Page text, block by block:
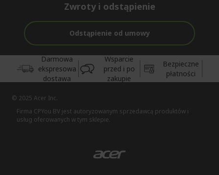
Zwroty i odstąpienie
Odstąpienie od umowy
Darmowa
ekspresowa
dostawa
Wsparcie
przed i po
zakupie
Bezpieczne
płatności
© 2025 Acer Inc.
Firma CPYou BV jest autoryzowanym sprzedawcą produktów i
usług oferowanych w tym sklepie.